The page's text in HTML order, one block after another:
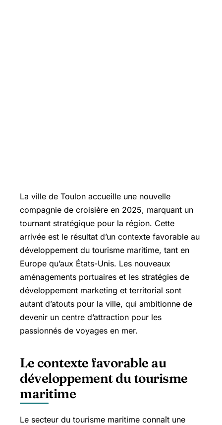
La ville de Toulon accueille une nouvelle
compagnie de croisière en 2025, marquant un
tournant stratégique pour la région. Cette
arrivée est le résultat d’un contexte favorable au
développement du tourisme maritime, tant en
Europe qu’aux États-Unis. Les nouveaux
aménagements portuaires et les stratégies de
développement marketing et territorial sont
autant d’atouts pour la ville, qui ambitionne de
devenir un centre d’attraction pour les
passionnés de voyages en mer.
Le contexte favorable au
développement du tourisme
maritime
Le secteur du tourisme maritime connaît une